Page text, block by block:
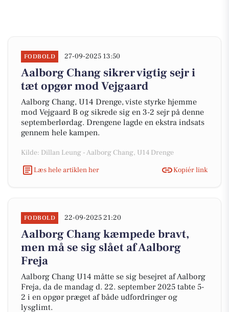
FODBOLD 27-09-2025 13:50
Aalborg Chang sikrer vigtig sejr i
tæt opgør mod Vejgaard
Aalborg Chang, U14 Drenge, viste styrke hjemme
mod Vejgaard B og sikrede sig en 3-2 sejr på denne
septemberlørdag. Drengene lagde en ekstra indsats
gennem hele kampen.
Kilde: Dillan Leung - Aalborg Chang, U14 Drenge
Læs hele artiklen her
Kopiér link
FODBOLD 22-09-2025 21:20
Aalborg Chang kæmpede bravt,
men må se sig slået af Aalborg
Freja
Aalborg Chang U14 måtte se sig besejret af Aalborg
Freja, da de mandag d. 22. september 2025 tabte 5-
2 i en opgør præget af både udfordringer og
lysglimt.